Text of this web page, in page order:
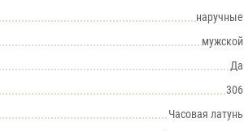
наручные
мужской
Да
306
Часовая латунь